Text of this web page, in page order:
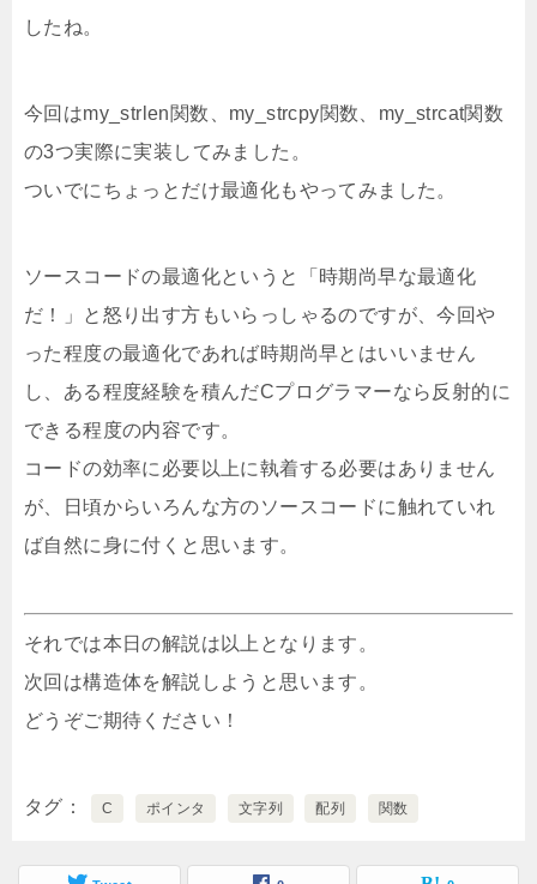
したね。
今回はmy_strlen関数、my_strcpy関数、my_strcat関数
の3つ実際に実装してみました。
ついでにちょっとだけ最適化もやってみました。
ソースコードの最適化というと「時期尚早な最適化
だ！」と怒り出す方もいらっしゃるのですが、今回や
った程度の最適化であれば時期尚早とはいいません
し、ある程度経験を積んだCプログラマーなら反射的に
できる程度の内容です。
コードの効率に必要以上に執着する必要はありません
が、日頃からいろんな方のソースコードに触れていれ
ば自然に身に付くと思います。
それでは本日の解説は以上となります。
次回は構造体を解説しようと思います。
どうぞご期待ください！
タグ C ポインタ 文字列 配列 関数